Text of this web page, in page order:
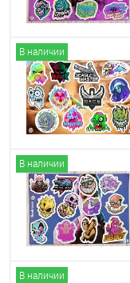
В наличии
В наличии
В наличии